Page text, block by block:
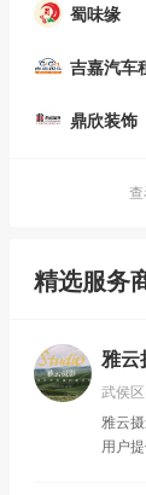
蜀味缘
吉嘉汽车
鼎欣装饰
精选服务
雅云
武侯区
雅云
用户